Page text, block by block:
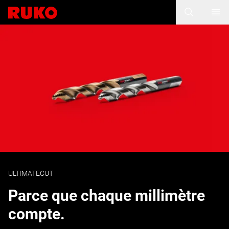
ULTIMATECUT
Parce que chaque millimètre
compte.